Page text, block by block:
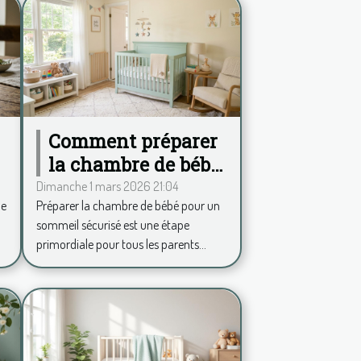
Comment préparer
la chambre de bébé
pour un sommeil
sécurisé ?
Dimanche 1 mars 2026 21:04
Préparer la chambre de bébé pour un
sommeil sécurisé est une étape
primordiale pour tous les parents...